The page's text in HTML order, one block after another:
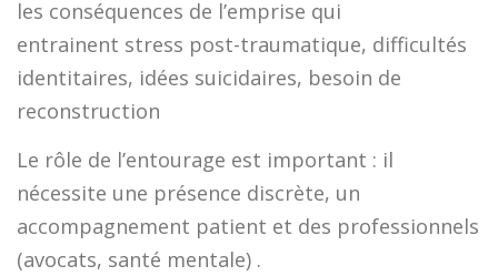
les conséquences de l’emprise qui
entrainent stress post-traumatique, difficultés
identitaires, idées suicidaires, besoin de
reconstruction
Le rôle de l’entourage est important : il
nécessite une présence discrète, un
accompagnement patient et des professionnels
(avocats, santé mentale) .